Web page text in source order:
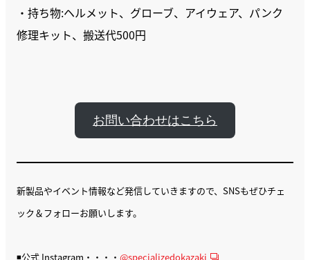
・持ち物:ヘルメット、グローブ、アイウェア、パンク
修理キット、搬送代500円
お問い合わせはこちら
新製品やイベント情報など発信していきますので、SNSもぜひチェ
ック＆フォローお願いします。
◾️公式 Instagram・・・・ @specializedokazaki